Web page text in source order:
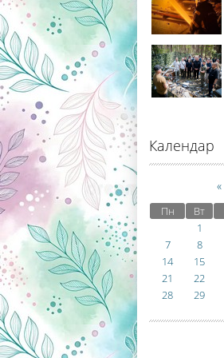
Календар
«
Пн Вт
1
7
8
14
15
21
22
28
29